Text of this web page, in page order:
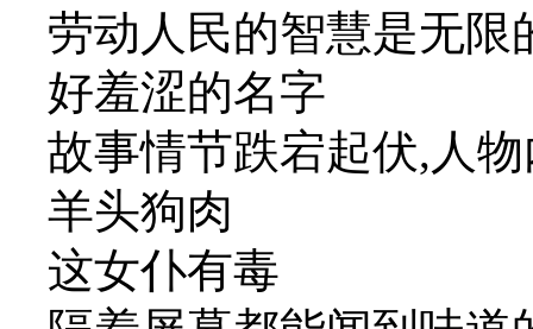
劳动人民的智慧是无限
好羞涩的名字
故事情节跌宕起伏,人
羊头狗肉
这女仆有毒